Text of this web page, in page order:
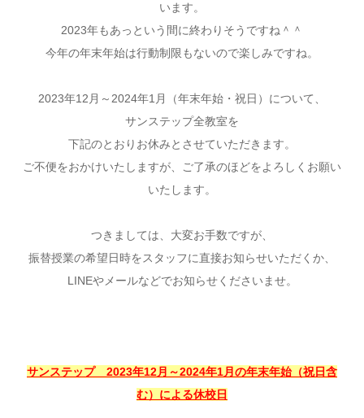
います。
2023年もあっという間に終わりそうですね＾＾
今年の年末年始は行動制限もないので楽しみですね。
2023年12月～2024年1月（年末年始・祝日）について、
サンステップ全教室を
下記のとおりお休みとさせていただきます。
ご不便をおかけいたしますが、ご了承のほどをよろしくお願い
いたします。
つきましては、大変お手数ですが、
振替授業の希望日時をスタッフに直接お知らせいただくか、
LINEやメールなどでお知らせくださいませ。
サンステップ 2023年12月～2024年1月の年末年始（祝日含
む）による休校日